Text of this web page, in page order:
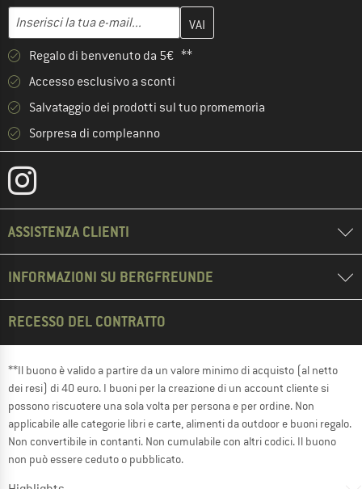
Indirizzo e-mail
Inserisci qui il tuo indirizzo e-mail e crea il tuo account cliente
Regalo di benvenuto da 5€ **
Accesso esclusivo a sconti
Salvataggio dei prodotti sul tuo promemoria
Sorpresa di compleanno
ASSISTENZA CLIENTI
INFORMAZIONI SU BERGFREUNDE
RECESSO DEL CONTRATTO
**Il buono è valido a partire da un valore minimo di acquisto (al netto
dei resi) di 40 euro. I buoni per la creazione di un account cliente si
possono riscuotere una sola volta per persona e per ordine. Non
applicabile alle categorie libri e carte, alimenti da outdoor e buoni regalo.
Non convertibile in contanti. Non cumulabile con altri codici. Il buono
non può essere ceduto o pubblicato.